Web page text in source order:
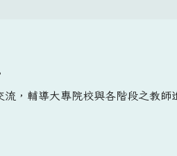
，輔導大專院校與各階段之教